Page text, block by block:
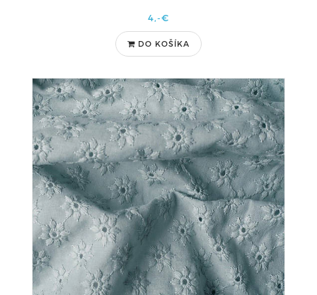
4,-€
DO KOŠÍKA